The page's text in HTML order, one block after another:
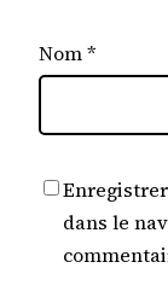
Nom*
dans le